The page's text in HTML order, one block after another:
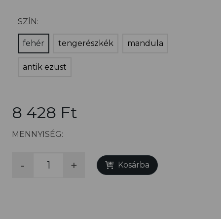
SZÍN:
fehér tengerészkék mandula
antik ezüst
8 428 Ft
MENNYISÉG:
- + Kosárba